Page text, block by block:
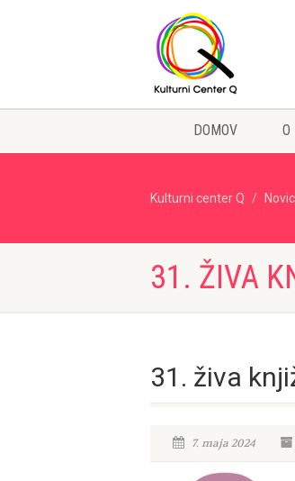
DOMOV O
Kulturni center Q
31. ŽIVA
31. živa
7. maja 2024